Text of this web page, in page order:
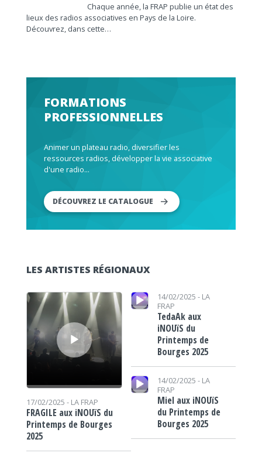
Chaque année, la FRAP publie un état des
lieux des radios associatives en Pays de la Loire.
Découvrez, dans cette…
FORMATIONS
PROFESSIONNELLES
Animer un plateau radio, diversifier les
ressources radios, développer la vie associative
d'une radio...
DÉCOUVREZ LE CATALOGUE
LES ARTISTES RÉGIONAUX
Lecteur audio
17/02/2025 - LA FRAP
FRAGILE aux iNOUïS du
Printemps de Bourges
2025
Lecteur audio 14/02/2025 - LA
FRAP
TedaAk aux
iNOUïS du
Printemps de
Bourges 2025
Lecteur audio
14/02/2025 - LA
FRAP
Miel aux iNOUïS
du Printemps de
Bourges 2025